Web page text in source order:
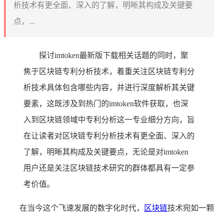
析技术有更全面、深入的了解，明晰其构成及关键要
点，...
探讨imtoken最新版下载相关话题的同时，聚
焦于区块链专利分析技术，着重关注区块链专利分
析技术具体包含哪些内容，并进行深度解析其关键
要素，这既涉及到热门的imtoken软件获取，也深
入到区块链领域中专利分析这一专业细分方向，旨
在让读者对区块链专利分析技术有更全面、深入的
了解，明晰其构成及关键要点，无论是对imtoken
用户还是关注区块链技术研究的群体都具有一定参
考价值。
在当今这个飞速发展的数字化时代， 区块链技术宛如一颗